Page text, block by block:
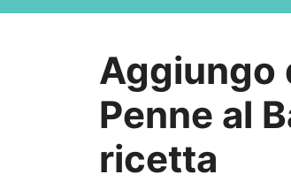
Aggiungo
Penne al
ricetta